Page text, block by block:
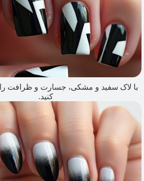
با لاک سفید و مشکی، جسارت و ظرافت را
کنید.